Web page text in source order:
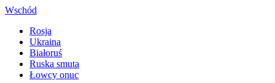
Wschód
Rosja
Ukraina
Białoruś
Ruska smuta
Łowcy onuc